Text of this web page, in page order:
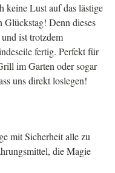
keine Lust auf das lästige
Glückstag! Denn dieses
ist trotzdem
fertig. Perfekt für
im Garten oder sogar
uns direkt loslegen!
mit Sicherheit alle zu
die Magie